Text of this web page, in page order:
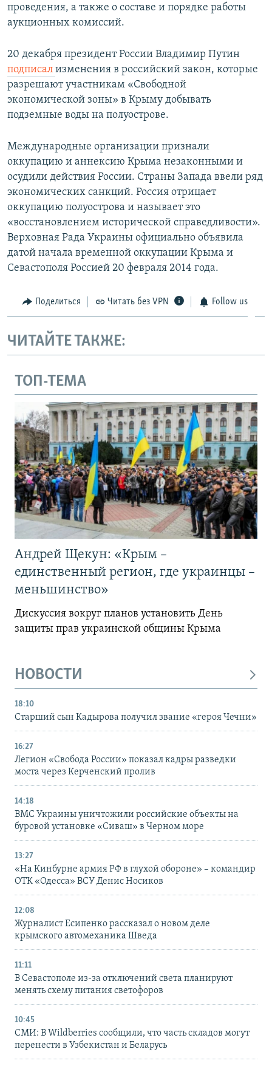
проведения, а также о составе и порядке работы
аукционных комиссий.
20 декабря президент России Владимир Путин
подписал изменения в российский закон, которые
разрешают участникам «Свободной
экономической зоны» в Крыму добывать
подземные воды на полуострове.
Международные организации признали
оккупацию и аннексию Крыма незаконными и
осудили действия России. Страны Запада ввели ряд
экономических санкций. Россия отрицает
оккупацию полуострова и называет это
«восстановлением исторической справедливости».
Верховная Рада Украины официально объявила
датой начала временной оккупации Крыма и
Севастополя Россией 20 февраля 2014 года.
Поделиться Читать без VPN Follow us
ЧИТАЙТЕ ТАКЖЕ:
ТОП-ТЕМА
Андрей Щекун: «Крым –
единственный регион, где украинцы –
меньшинство»
Дискуссия вокруг планов установить День
защиты прав украинской общины Крыма
НОВОСТИ
18:10
Старший сын Кадырова получил звание «героя Чечни»
16:27
Легион «Свобода России» показал кадры разведки
моста через Керченский пролив
14:18
ВМС Украины уничтожили российские объекты на
буровой установке «Сиваш» в Черном море
13:27
«На Кинбурне армия РФ в глухой обороне» – командир
ОТК «Одесса» ВСУ Денис Носиков
12:08
Журналист Есипенко рассказал о новом деле
крымского автомеханика Шведа
11:11
В Севастополе из-за отключений света планируют
менять схему питания светофоров
10:45
СМИ: В Wildberries сообщили, что часть складов могут
перенести в Узбекистан и Беларусь